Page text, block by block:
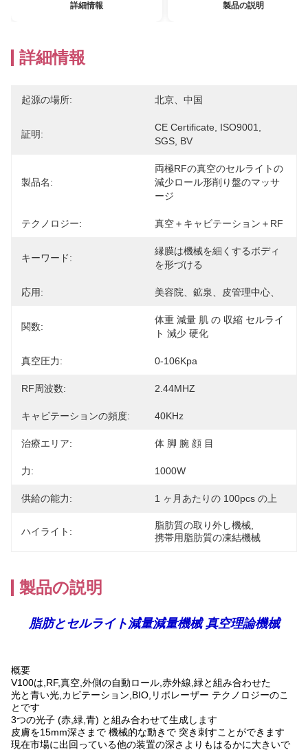
詳細情報 製品の説明
詳細情報
起源の場所: 北京、中国
証明:
CE Certificate, ISO9001,
SGS, BV
製品名:
両極RFの真空のセルライトの
減少ロール形削り盤のマッサ
ージ
テクノロジー: 真空＋キャビテーション＋RF
キーワード:
縁膜は機械を細くするボディ
を形づける
応用: 美容院、鉱泉、皮管理中心、
関数:
体重 減量 肌 の 収縮 セルライ
ト 減少 硬化
真空圧力: 0-106Kpa
RF周波数: 2.44MHZ
キャビテーションの頻度: 40KHz
治療エリア: 体 脚 腕 顔 目
力: 1000W
供給の能力: 1 ヶ月あたりの 100pcs の上
ハイライト:
脂肪質の取り外し機械
携帯用脂肪質の凍結機械
製品の説明
脂肪とセルライト減量減量機械 真空理論機械
概要
V100は,RF,真空,外側の自動ロール,赤外線,緑と組み合わせた
光と青い光,カビテーション,BIO,リポレーザー テクノロジーのこ
とです
3つの光子 (赤,緑,青) と組み合わせて生成します
皮膚を15mm深さまで 機械的な動きで 突き刺すことができます
現在市場に出回っている他の装置の深さよりもはるかに大きいで